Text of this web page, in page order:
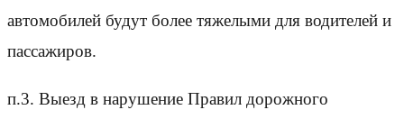
автомобилей будут более тяжелыми для водителей и
пассажиров.
п.3. Выезд в нарушение Правил дорожного